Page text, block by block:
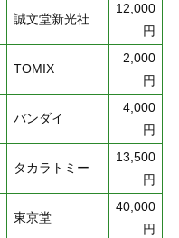
誠文堂新光社
12,000
円
TOMIX
2,000
円
バンダイ
4,000
円
タカラトミー
13,500
円
東京堂
40,000
円